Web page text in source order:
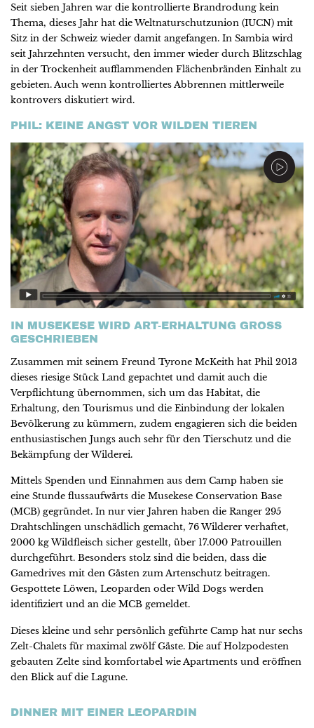
Seit sieben Jahren war die kontrollierte Brandrodung kein
Thema, dieses Jahr hat die Weltnaturschutzunion (IUCN) mit
Sitz in der Schweiz wieder damit angefangen. In Sambia wird
seit Jahrzehnten versucht, den immer wieder durch Blitzschlag
in der Trockenheit aufflammenden Flächenbränden Einhalt zu
gebieten. Auch wenn kontrolliertes Abbrennen mittlerweile
kontrovers diskutiert wird.
PHIL: KEINE ANGST VOR WILDEN TIEREN
IN MUSEKESE WIRD ART-ERHALTUNG GROSS
GESCHRIEBEN
Zusammen mit seinem Freund Tyrone McKeith hat Phil 2013
dieses riesige Stück Land gepachtet und damit auch die
Verpflichtung übernommen, sich um das Habitat, die
Erhaltung, den Tourismus und die Einbindung der lokalen
Bevölkerung zu kümmern, zudem engagieren sich die beiden
enthusiastischen Jungs auch sehr für den Tierschutz und die
Bekämpfung der Wilderei.
Mittels Spenden und Einnahmen aus dem Camp haben sie
eine Stunde flussaufwärts die Musekese Conservation Base
(MCB) gegründet. In nur vier Jahren haben die Ranger 295
Drahtschlingen unschädlich gemacht, 76 Wilderer verhaftet,
2000 kg Wildfleisch sicher gestellt, über 17.000 Patrouillen
durchgeführt. Besonders stolz sind die beiden, dass die
Gamedrives mit den Gästen zum Artenschutz beitragen.
Gespottete Löwen, Leoparden oder Wild Dogs werden
identifiziert und an die MCB gemeldet.
Dieses kleine und sehr persönlich geführte Camp hat nur sechs
Zelt-Chalets für maximal zwölf Gäste. Die auf Holzpodesten
gebauten Zelte sind komfortabel wie Apartments und eröffnen
den Blick auf die Lagune.
DINNER MIT EINER LEOPARDIN